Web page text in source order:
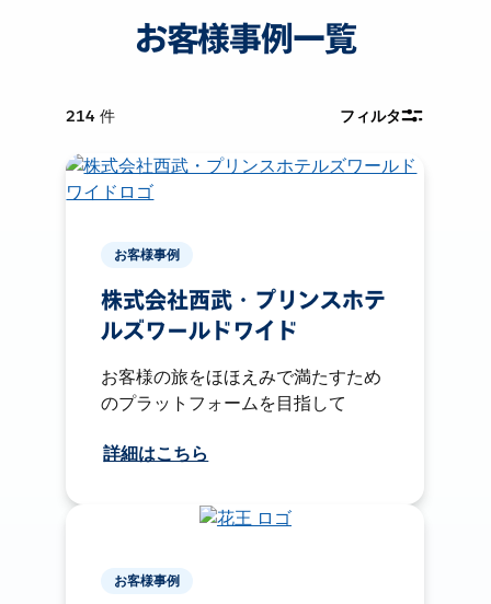
お客様事例一覧
214 件 フィルタ
お客様事例
株式会社西武・プリンスホテ
ルズワールドワイド
お客様の旅をほほえみで満たすため
のプラットフォームを目指して
詳細はこちら
お客様事例